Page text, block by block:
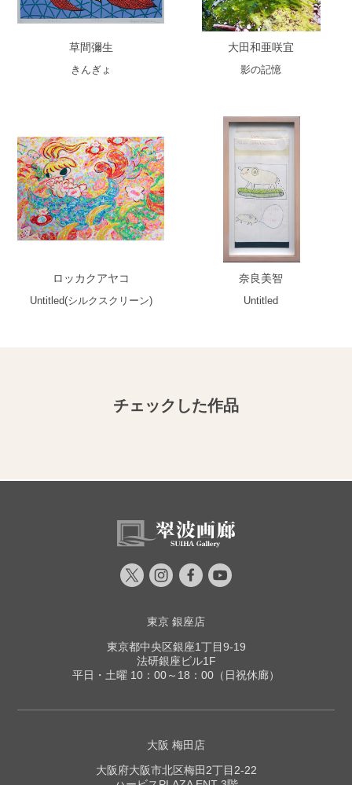
草間彌生
きんぎょ
大田和亜咲宜
影の記憶
ロッカクアヤコ
Untitled(シルクスクリーン)
奈良美智
Untitled
チェックした作品
東京 銀座店
東京都中央区銀座1丁目9-19
法研銀座ビル1F
平日・土曜 10：00～18：00（日祝休廊）
大阪 梅田店
大阪府大阪市北区梅田2丁目2-22